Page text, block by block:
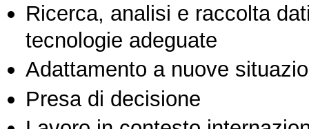
Ricerca, analisi e raccolta
tecnologie adeguate
Adattamento a nuove
Presa di decisione